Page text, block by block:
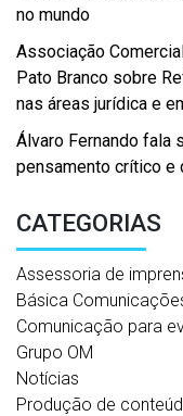
no mundo
Associação
Pato Branco sobre
nas áreas jurídica e
Álvaro Fernando fala
pensamento crítico e
CATEGORIAS
Assessoria de
Básica
Comunicação para
Grupo OM
Notícias
Produção de